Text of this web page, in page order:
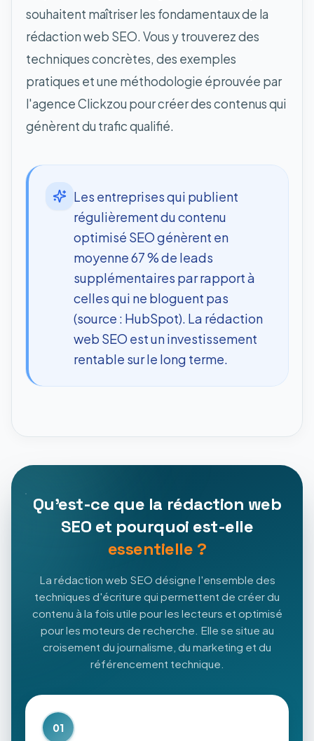
souhaitent maîtriser les fondamentaux de la
rédaction web SEO. Vous y trouverez des
techniques concrètes, des exemples
pratiques et une méthodologie éprouvée par
l'agence Clickzou pour créer des contenus qui
génèrent du trafic qualifié.
Les entreprises qui publient
régulièrement du contenu
optimisé SEO génèrent en
moyenne 67 % de leads
supplémentaires par rapport à
celles qui ne bloguent pas
(source : HubSpot). La rédaction
web SEO est un investissement
rentable sur le long terme.
Qu'est-ce que la rédaction web
SEO et pourquoi est-elle
essentielle ?
La rédaction web SEO désigne l'ensemble des
techniques d'écriture qui permettent de créer du
contenu à la fois utile pour les lecteurs et optimisé
pour les moteurs de recherche. Elle se situe au
croisement du journalisme, du marketing et du
référencement technique.
01